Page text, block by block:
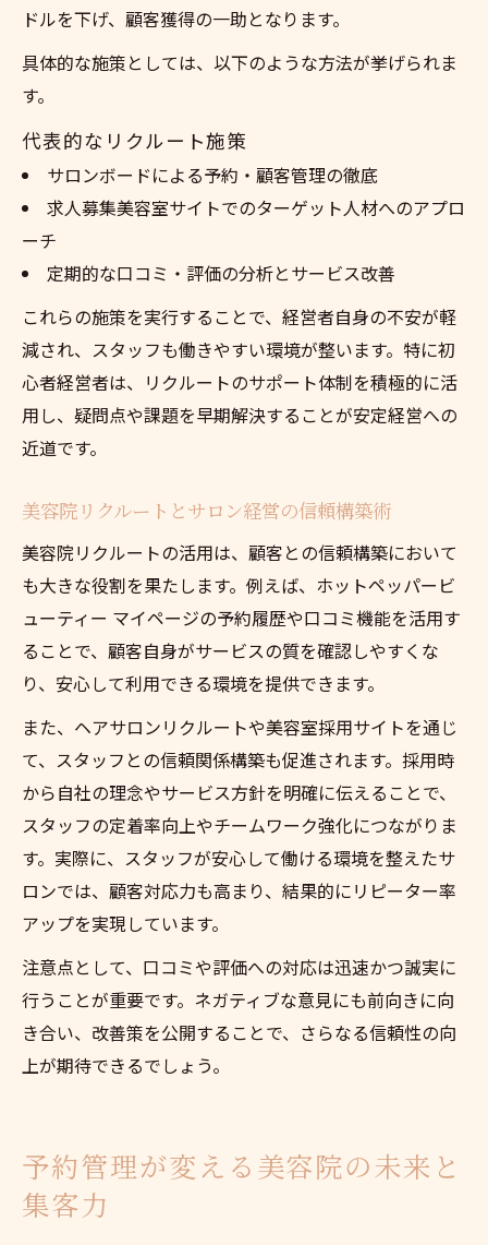
ドルを下げ、顧客獲得の一助となります。
具体的な施策としては、以下のような方法が挙げられま
す。
代表的なリクルート施策
サロンボードによる予約・顧客管理の徹底
求人募集美容室サイトでのターゲット人材へのアプロ
ーチ
定期的な口コミ・評価の分析とサービス改善
これらの施策を実行することで、経営者自身の不安が軽
減され、スタッフも働きやすい環境が整います。特に初
心者経営者は、リクルートのサポート体制を積極的に活
用し、疑問点や課題を早期解決することが安定経営への
近道です。
美容院リクルートとサロン経営の信頼構築術
美容院リクルートの活用は、顧客との信頼構築において
も大きな役割を果たします。例えば、ホットペッパービ
ューティー マイページの予約履歴や口コミ機能を活用す
ることで、顧客自身がサービスの質を確認しやすくな
り、安心して利用できる環境を提供できます。
また、ヘアサロンリクルートや美容室採用サイトを通じ
て、スタッフとの信頼関係構築も促進されます。採用時
から自社の理念やサービス方針を明確に伝えることで、
スタッフの定着率向上やチームワーク強化につながりま
す。実際に、スタッフが安心して働ける環境を整えたサ
ロンでは、顧客対応力も高まり、結果的にリピーター率
アップを実現しています。
注意点として、口コミや評価への対応は迅速かつ誠実に
行うことが重要です。ネガティブな意見にも前向きに向
き合い、改善策を公開することで、さらなる信頼性の向
上が期待できるでしょう。
予約管理が変える美容院の未来と
集客力